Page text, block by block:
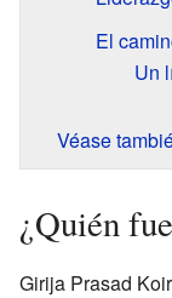
El
Un
Véase
¿Quién
Girija Prasad